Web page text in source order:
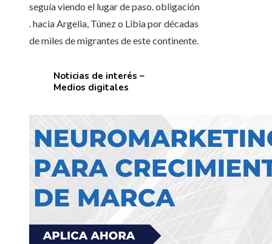
seguía viendo el lugar de paso. obligación
. hacia Argelia, Túnez o Libia por décadas
de miles de migrantes de este continente.
Noticias de interés –
Medios digitales